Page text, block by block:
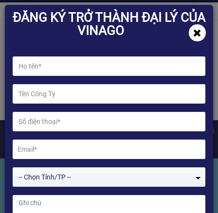
Tìm kiếm Bài viết
ĐĂNG KÝ TRỞ THÀNH ĐẠI LÝ CỦA
VINAGO
-- Chọn Tỉnh/TP --